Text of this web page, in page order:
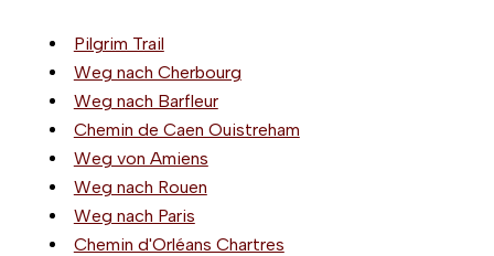
Pilgrim Trail
Weg nach Cherbourg
Weg nach Barfleur
Chemin de Caen Ouistreham
Weg von Amiens
Weg nach Rouen
Weg nach Paris
Chemin d'Orléans Chartres